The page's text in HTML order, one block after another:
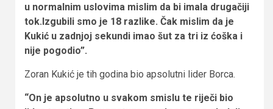
u normalnim uslovima mislim da bi imala drugačiji
tok.Izgubili smo je 18 razlike. Čak mislim da je
Kukić u zadnjoj sekundi imao šut za tri iz ćoška i
nije pogodio”.
Zoran Kukić je tih godina bio apsolutni lider Borca.
“On je apsolutno u svakom smislu te riječi bio